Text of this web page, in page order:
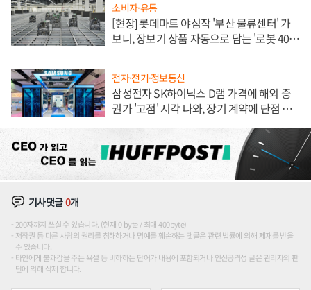
소비자·유통
[현장] 롯데마트 야심작 '부산 물류센터' 가
보니, 장보기 상품 자동으로 담는 '로봇 400
전자·전기·정보통신
삼성전자 SK하이닉스 D램 가격에 해외 증
권가 '고점' 시각 나와, 장기 계약에 단점 부
기사댓글0개
200자까지 쓰실 수 있습니다. (현재 0 byte / 최대 400byte)
저작권 등 다른 사람의 권리를 침해하거나 명예를 훼손하는 댓글은 관련 법률에 의해 제재를 받을
수 있습니다.
타인에게 불쾌감을 주는 욕설 등 비하하는 단어가 내용에 포함되거나 인신공격성 글은 관리자의 판
단에 의해 삭제 합니다.